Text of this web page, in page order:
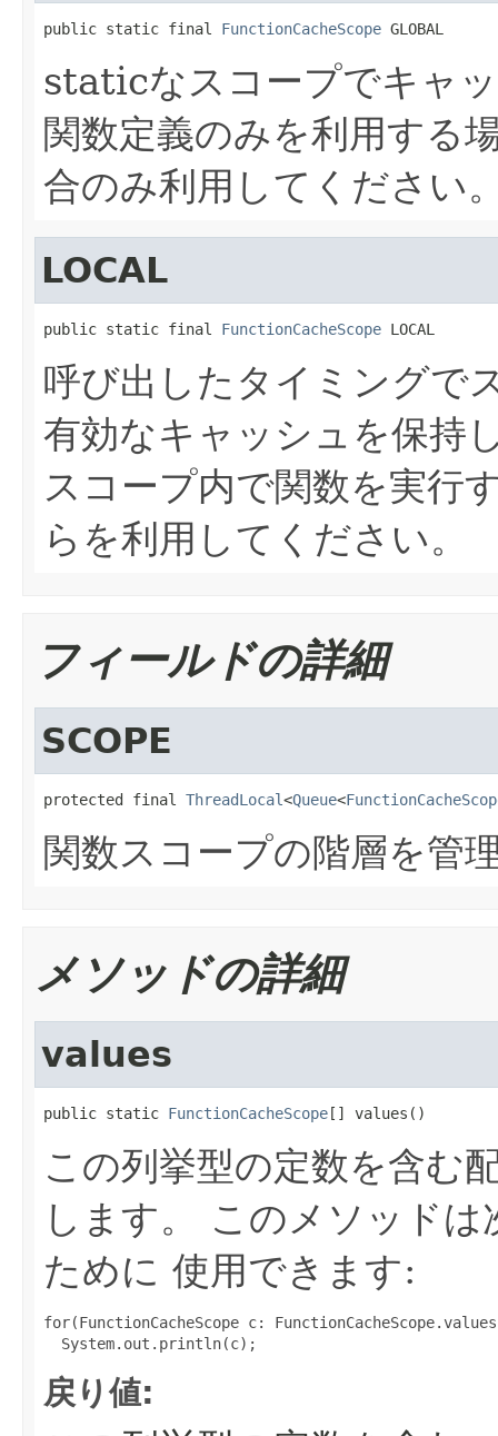
public static final FunctionCacheScope GLOBAL
staticなスコープでキャ
関数定義のみを利用する
合のみ利用してください
LOCAL
public static final FunctionCacheScope LOCAL
呼び出したタイミングで
有効なキャッシュを保持
スコープ内で関数を実行
らを利用してください。
フィールドの詳細
SCOPE
protected final ThreadLocal<Queue<
関数スコープの階層を管
メソッドの詳細
values
public static FunctionCacheScope[] values()
この列挙型の定数を含む
します。 このメソッド
ために 使用できます:
for(FunctionCacheScope c:
戻り値: